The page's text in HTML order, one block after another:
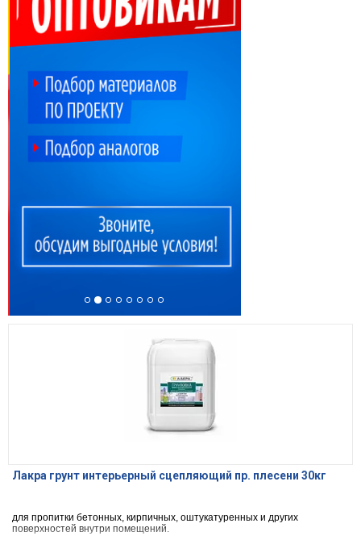
Лакра грунт интерьерный сцепляющий пр. плесени 30кг
для пропитки бетонных, кирпичных, оштукатуренных и других
поверхностей внутри помещений.